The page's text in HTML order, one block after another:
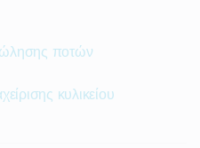
ποτών
κυλικείου